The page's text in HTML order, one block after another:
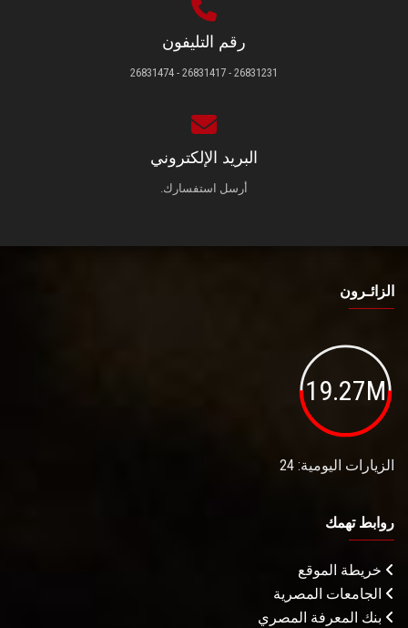
رقم التليفون
26831231 - 26831417 - 26831474
البريد الإلكتروني
أرسل استفسارك.
الزائـرون
19.27M
الزيارات اليومية: 24
روابط تهمك
خريطة الموقع
الجامعات المصرية
بنك المعرفة المصري